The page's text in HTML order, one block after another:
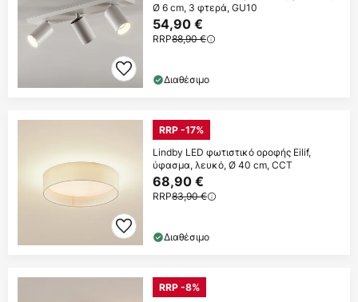
Ø 6 cm, 3 φτερά, GU10
54,90 €
RRP88,90 €
Διαθέσιμο
RRP -17%
Lindby LED φωτιστικό οροφής Eilif,
ύφασμα, λευκό, Ø 40 cm, CCT
68,90 €
RRP83,90 €
Διαθέσιμο
RRP -8%